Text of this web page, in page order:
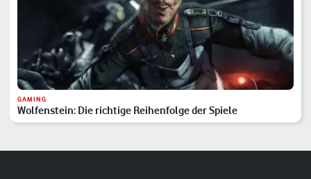
GAMING
Wolfenstein: Die richtige Reihenfolge der Spiele